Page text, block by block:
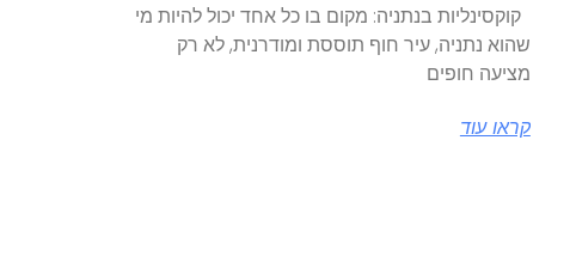
קוקסינליות בנתניה: מקום בו כל אחד יכול להיות מי
שהוא נתניה, עיר חוף תוססת ומודרנית, לא רק
מציעה חופים
קראו עוד